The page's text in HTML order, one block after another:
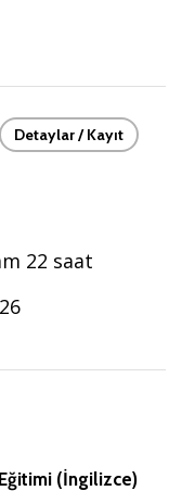
22 saat
Detaylar / Kayıt
(İngilizce)